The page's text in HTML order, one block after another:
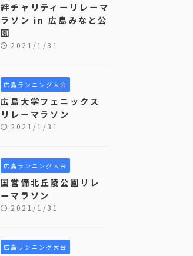
絆チャリティーリレーマ
ラソン in 広島みなと公
園
2021/1/31
広島ランニング大会
広島大学フェニックス
リレーマラソン
2021/1/31
広島ランニング大会
国営備北丘陵公園リレ
ーマラソン
2021/1/31
広島ランニング大会